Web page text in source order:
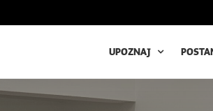
UPOZNAJ